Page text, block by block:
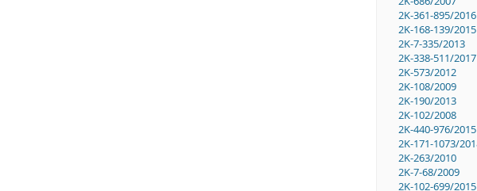
2K-361-895/2016
2K-168-139/2015
2K-7-335/2013
2K-338-511/2017
2K-573/2012
2K-108/2009
2K-190/2013
2K-102/2008
2K-440-976/2015
2K-171-1073/
2K-263/2010
2K-7-68/2009
2K-102-699/2015